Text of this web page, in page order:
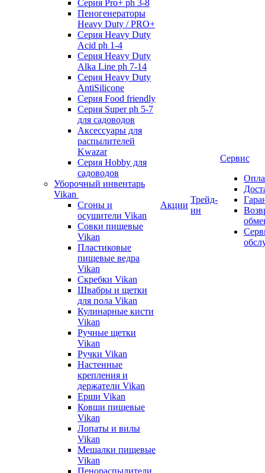
Серия Pro+ ph 3-8
Пеногенераторы
Heavy Duty / PRO+
Серия Heavy Duty
Acid ph 1-4
Серия Heavy Duty
Alka Line ph 7-14
Серия Heavy Duty
AntiSilicone
Серия Food friendly
Серия Super ph 5-7
для садоводов
Аксессуары для
распылителей
Kwazar
Серия Hobby для
садоводов
Уборочный инвентарь
Vikan
Сгоны и
осушители Vikan
Совки пищевые
Vikan
Пластиковые
пищевые ведра
Vikan
Скребки Vikan
Швабры и щетки
для пола Vikan
Кулинарные кисти
Vikan
Ручные щетки
Vikan
Ручки Vikan
Настенные
крепления и
держатели Vikan
Ерши Vikan
Ковши пищевые
Vikan
Лопаты и вилы
Vikan
Мешалки пищевые
Vikan
Пенораспылители
Акции
Трейд-
ин
Сервис